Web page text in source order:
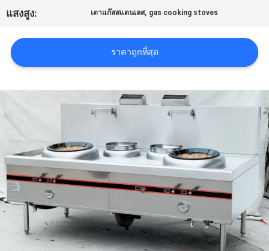
เรา
ข่าว
VR
แผนผัง
เว็บไซต์
แสงสูง: เตาแก๊สสแตนเลส, gas cooking stoves
ราคาถูกที่สุด